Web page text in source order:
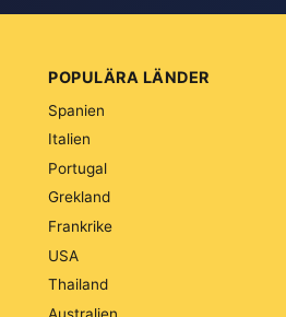
POPULÄRA LÄNDER
Spanien
Italien
Portugal
Grekland
Frankrike
USA
Thailand
Australien